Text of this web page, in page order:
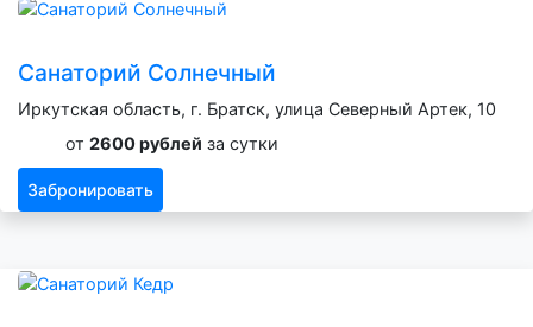
Санаторий Солнечный
Иркутская область, г. Братск, улица Северный Артек, 10
от 2600 рублей за сутки
Забронировать